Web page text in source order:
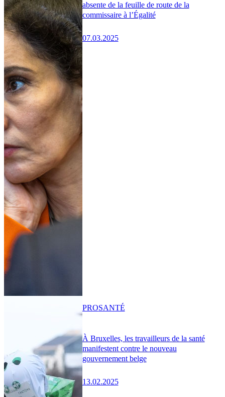
absente de la feuille de route de la
commissaire à l’Égalité
07.03.2025
À Bruxelles, les travailleurs de la santé
manifestent contre le nouveau
gouvernement belge
13.02.2025
PROSANTÉ